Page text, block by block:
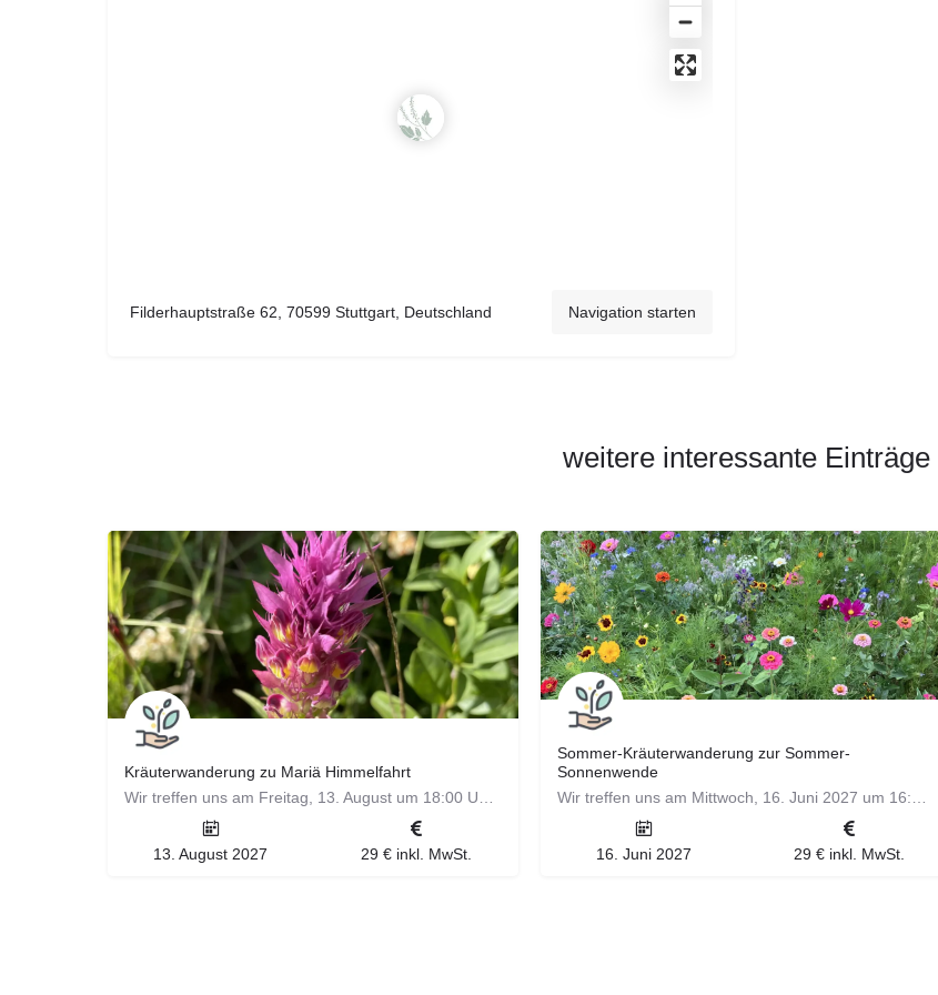
Filderhauptstraße 62, 70599 Stuttgart, Deutschland Navigation starten
weitere interessante Einträge
Kräuterwanderung zu Mariä Himmelfahrt
Wir treffen uns am Freitag, 13. August um 18:00 Uhr am Parkplatz Waldeck in Höfingen zur Kräuterwanderung zu…
13. August 2027 29 € inkl. MwSt.
Sommer-Kräuterwanderung zur Sommer-
Sonnenwende
Wir treffen uns am Mittwoch, 16. Juni 2027 um 16:00 Uhr (bei Hitze 18:00 Uhr) am Wanderparkplatz Flachter…
16. Juni 2027 29 € inkl. MwSt.